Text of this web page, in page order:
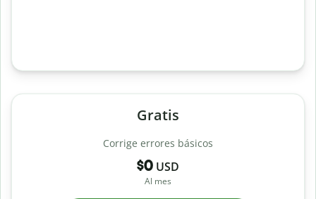
Gratis
Corrige errores básicos
$0 USD
Al mes